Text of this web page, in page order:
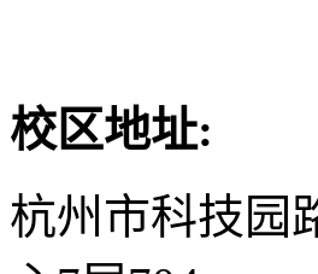
校区地址:
杭州市科技园